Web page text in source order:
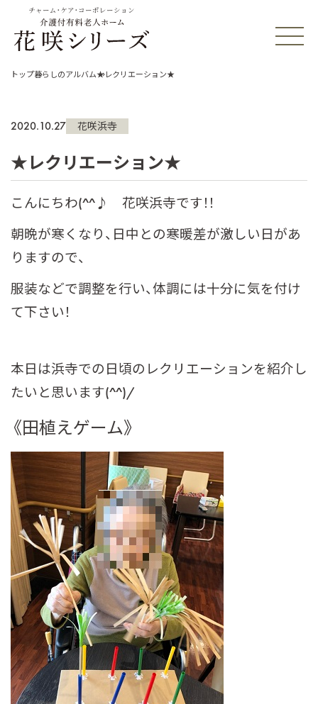
チャーム・ケア・コーポレーション
トップ暮らしのアルバム★レクリエーション★
2020.10.27 花咲浜寺
★レクリエーション★
こんにちわ(^^♪ 花咲浜寺です！！
朝晩が寒くなり、日中との寒暖差が激しい日があ
りますので、
服装などで調整を行い、体調には十分に気を付け
て下さい！
本日は浜寺での日頃のレクリエーションを紹介し
たいと思います(^^)/
《田植えゲーム》